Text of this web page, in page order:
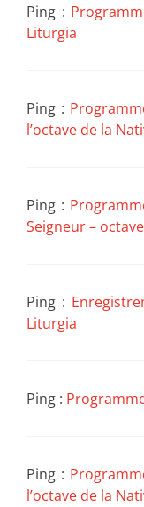
Ping :
Liturgia
Ping :
l’octave de la
Ping :
Seigneur –
Ping :
Liturgia
Ping :
Ping :
l’octave de la